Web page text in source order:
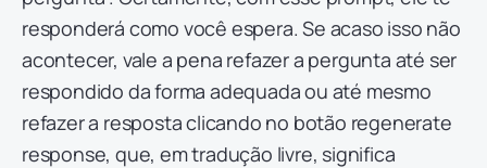
responderá como você espera. Se acaso isso não
acontecer, vale a pena refazer a pergunta até ser
respondido da forma adequada ou até mesmo
refazer a resposta clicando no botão regenerate
response, que, em tradução livre, significa